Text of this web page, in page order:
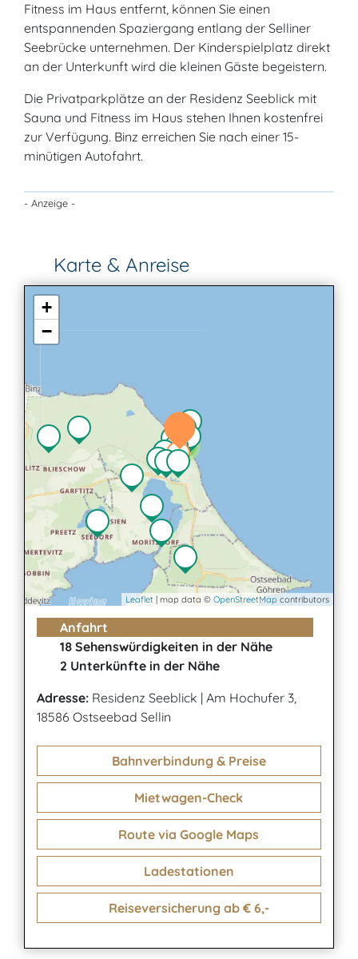
Fitness im Haus entfernt, können Sie einen
entspannenden Spaziergang entlang der Selliner
Seebrücke unternehmen. Der Kinderspielplatz direkt
an der Unterkunft wird die kleinen Gäste begeistern.
Die Privatparkplätze an der Residenz Seeblick mit
Sauna und Fitness im Haus stehen Ihnen kostenfrei
zur Verfügung. Binz erreichen Sie nach einer 15-
minütigen Autofahrt.
- Anzeige -
Karte & Anreise
2
+
−
Leaflet | map data © OpenStreetMap contributors
Anfahrt
18 Sehenswürdigkeiten in der Nähe
2 Unterkünfte in der Nähe
Adresse: Residenz Seeblick | Am Hochufer 3,
18586 Ostseebad Sellin
Bahnverbindung & Preise
Mietwagen-Check
Route via Google Maps
Ladestationen
Reiseversicherung ab € 6,-